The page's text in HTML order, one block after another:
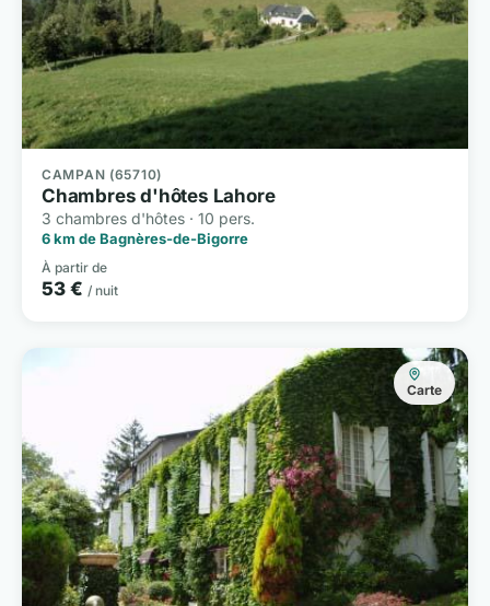
CAMPAN (65710)
Chambres d'hôtes Lahore
3 chambres d'hôtes · 10 pers.
6 km de Bagnères-de-Bigorre
À partir de
53 € / nuit
Carte